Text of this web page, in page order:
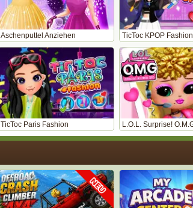
Aschenputtel Anziehen TicToc KPOP Fashion
TicToc Paris Fashion